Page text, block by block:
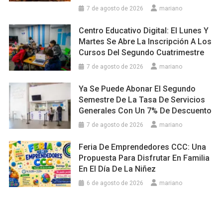
7 de agosto de 2026 mariano
Centro Educativo Digital: El Lunes Y
Martes Se Abre La Inscripción A Los
Cursos Del Segundo Cuatrimestre
7 de agosto de 2026 mariano
Ya Se Puede Abonar El Segundo
Semestre De La Tasa De Servicios
Generales Con Un 7% De Descuento
7 de agosto de 2026 mariano
Feria De Emprendedores CCC: Una
Propuesta Para Disfrutar En Familia
En El Día De La Niñez
6 de agosto de 2026 mariano